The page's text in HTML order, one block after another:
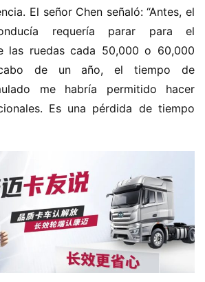
El señor Chen señaló: “Antes, el
requería parar para el
las ruedas cada 50,000 o 60,000
de un año, el tiempo de
me habría permitido hacer
Es una pérdida de tiempo